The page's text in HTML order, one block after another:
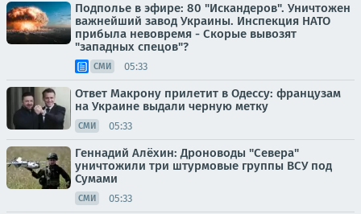
Подполье в эфире: 80 "Искандеров". Уничтожен
важнейший завод Украины. Инспекция НАТО
прибыла невовремя - Скорые вывозят
"западных спецов"?
СМИ 05:33
Ответ Макрону прилетит в Одессу: французам
на Украине выдали черную метку
СМИ 05:33
Геннадий Алёхин: Дроноводы "Севера"
уничтожили три штурмовые группы ВСУ под
Сумами
СМИ 05:33